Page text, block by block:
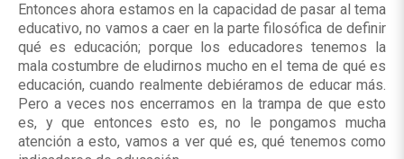
Entonces ahora estamos en la capacidad de pasar al tema
educativo, no vamos a caer en la parte filosófica de definir
qué es educación; porque los educadores tenemos la
mala costumbre de eludirnos mucho en el tema de qué es
educación, cuando realmente debiéramos de educar más.
Pero a veces nos encerramos en la trampa de que esto
es, y que entonces esto es, no le pongamos mucha
atención a esto, vamos a ver qué es, qué tenemos como